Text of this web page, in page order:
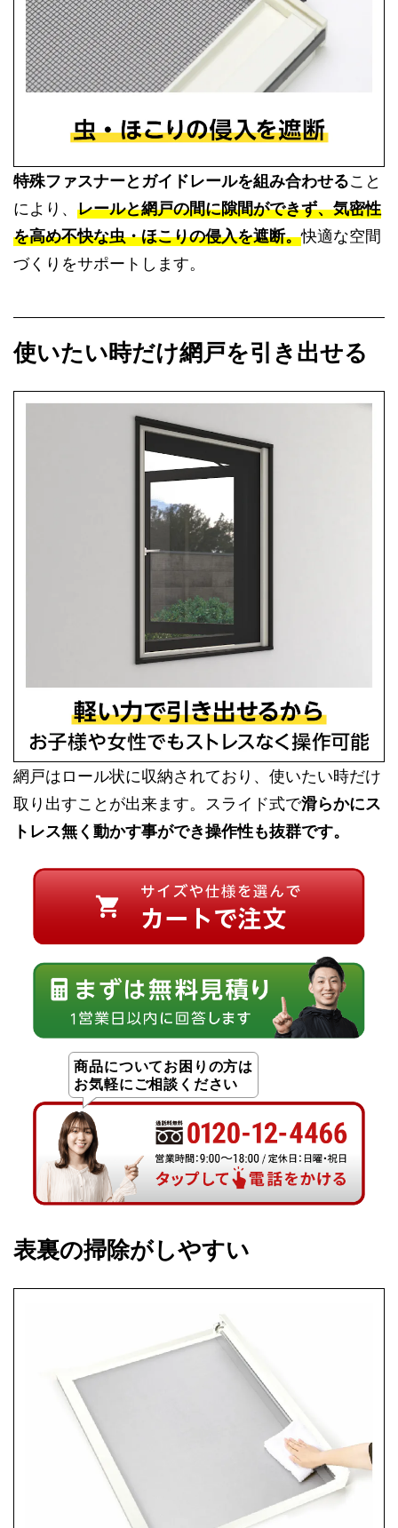
特殊ファスナーとガイドレールを組み合わせること
により、 レールと網戸の間に隙間ができず、気密性
を高め不快な虫・ほこりの侵入を遮断。快適な空間
づくりをサポートします。
使いたい時だけ網戸を引き出せる
網戸はロール状に収納されており、使いたい時だけ
取り出すことが出来ます。スライド式で滑らかにス
トレス無く動かす事ができ操作性も抜群です。
商品についてお困りの方は
お気軽にご相談ください
表裏の掃除がしやすい